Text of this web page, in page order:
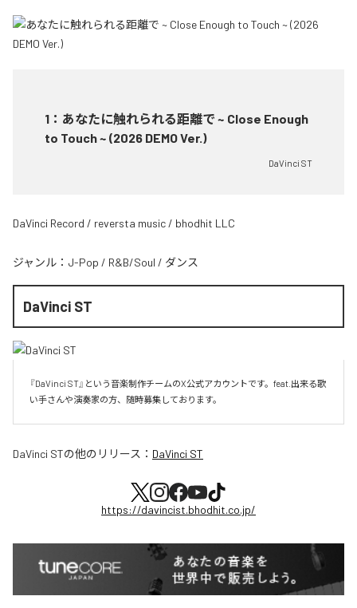
1 ： あなたに触れられる距離で ~ Close Enough
to Touch ~ (2026 DEMO Ver.)
DaVinci ST
DaVinci Record / reversta music / bhodhit LLC
ジャンル： J-Pop / R&B/Soul / ダンス
DaVinci ST
『DaVinci ST』という音楽制作チームのX公式アカウントです。feat.出来る歌
い手さんや演奏家の方、随時募集しております。
DaVinci STの他のリリース： DaVinci ST
https://davincist.bhodhit.co.jp/